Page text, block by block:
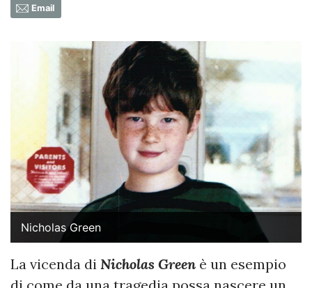
Email
Nicholas Green
La vicenda di Nicholas Green è un esempio